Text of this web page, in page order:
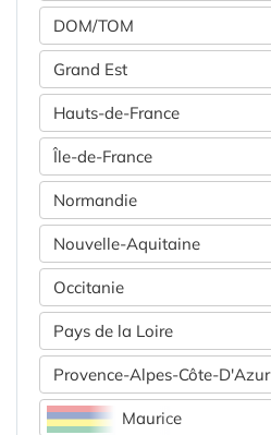
DOM/TOM
Grand Est
Hauts-de-France
Île-de-France
Normandie
Nouvelle-Aquitaine
Occitanie
Pays de la Loire
Provence-Alpes-Côte-D'Azur
Maurice